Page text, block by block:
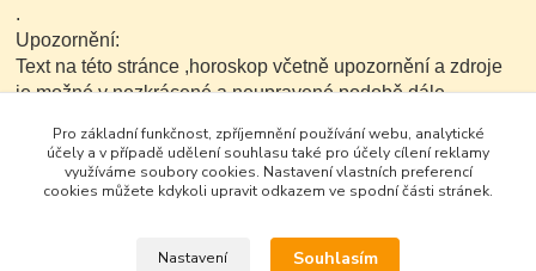
.
Upozornění:
Text na této stránce ,horoskop včetně upozornění a zdroje
je možné v nezkrácené a neupravené podobě dále
způsobem..
Pro základní funkčnost, zpříjemnění používání webu, analytické
účely a v případě udělení souhlasu také pro účely cílení reklamy
využíváme soubory cookies. Nastavení vlastních preferencí
cookies můžete kdykoli upravit odkazem ve spodní části stránek.
Nastavení Souhlasím